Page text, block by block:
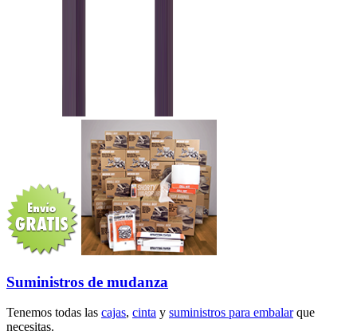
Suministros de mudanza
Tenemos todas las cajas, cinta y suministros para embalarque
necesitas.